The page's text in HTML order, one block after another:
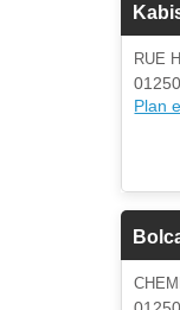
RUE
Plan